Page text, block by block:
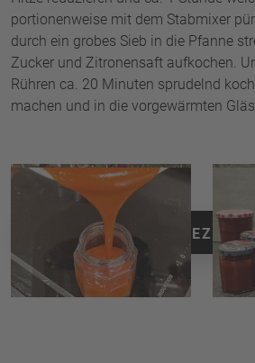
portionenweise mit dem Stabmixer
durch ein grobes Sieb in die Pfanne
Zucker und Zitronensaft aufkochen.
Rühren ca. 20 Minuten sprudelnd
machen und in die vorgewärmten
ZURÜCK ZU ALLEN